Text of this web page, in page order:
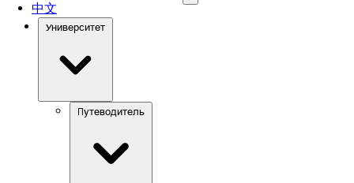
中文
Университет
Путеводитель